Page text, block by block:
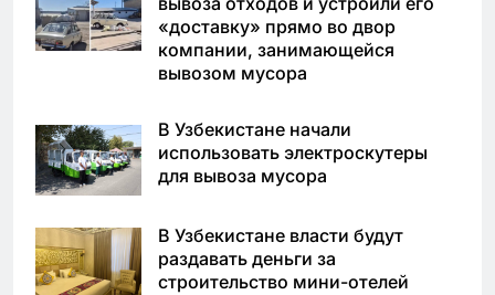
«доставку» прямо во двор
компании, занимающейся
вывозом мусора
В Узбекистане начали
использовать электроскутеры
для вывоза мусора
В Узбекистане власти будут
раздавать деньги за
строительство мини-отелей